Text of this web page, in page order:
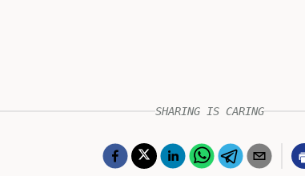
SHARING IS CARING